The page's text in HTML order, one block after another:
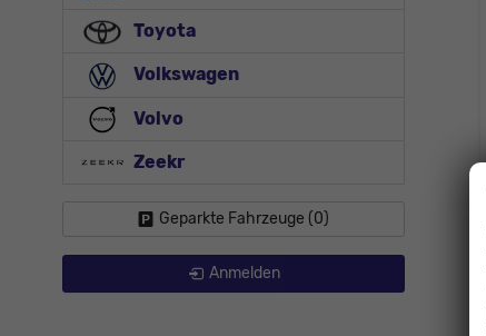
Toyota
Volkswagen
Volvo
Zeekr
Geparkte Fahrzeuge (0)
Anmelden